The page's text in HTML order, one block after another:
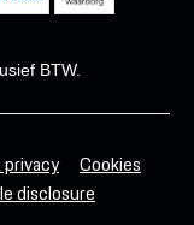
BTW.
Cookies
disclosure